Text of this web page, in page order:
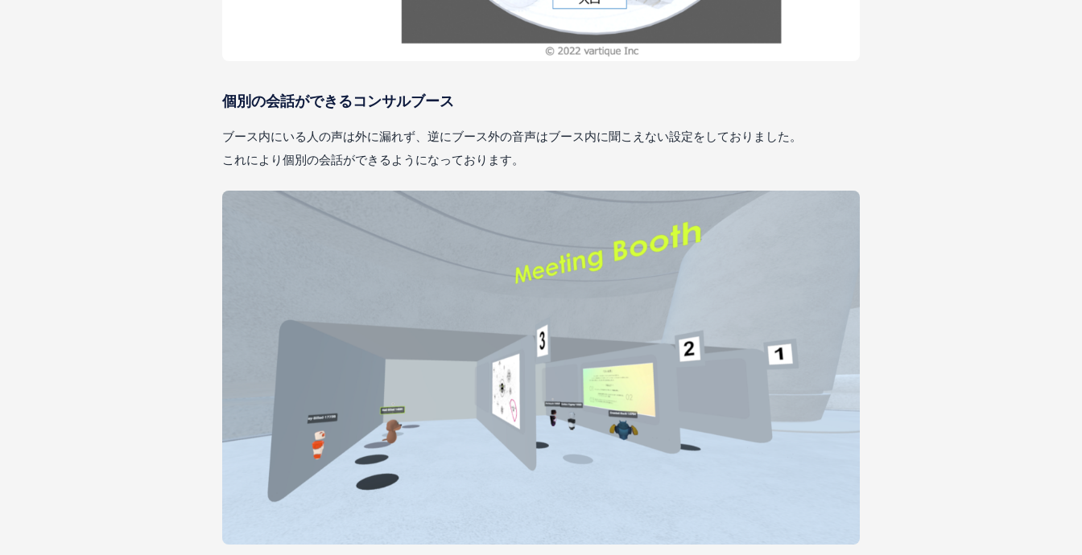
個別の会話ができるコンサルブース
ブース内にいる人の声は外に漏れず、逆にブース外の音声はブース内に聞こえない設定をしておりました。
これにより個別の会話ができるようになっております。